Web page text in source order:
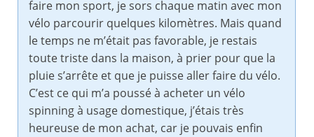
faire mon sport, je sors chaque matin avec mon
vélo parcourir quelques kilomètres. Mais quand
le temps ne m’était pas favorable, je restais
toute triste dans la maison, à prier pour que la
pluie s’arrête et que je puisse aller faire du vélo.
C’est ce qui m’a poussé à acheter un vélo
spinning à usage domestique, j’étais très
heureuse de mon achat, car je pouvais enfin